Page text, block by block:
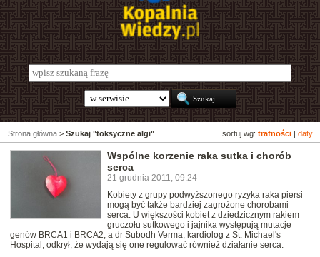
sortuj wg: trafności daty
Strona główna > Szukaj "toksyczne algi"
Wspólne korzenie raka sutka i chorób
serca
21 grudnia 2011, 09:24
Kobiety z grupy podwyższonego ryzyka raka piersi
mogą być także bardziej zagrożone chorobami
serca. U większości kobiet z dziedzicznym rakiem
gruczołu sutkowego i jajnika występują mutacje
genów BRCA1 i BRCA2, a dr Subodh Verma, kardiolog z St. Michael's
Hospital, odkrył, że wydają się one regulować również działanie serca.